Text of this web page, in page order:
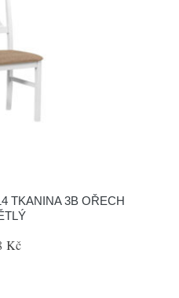
TKANINA 3B OŘECH
Kč